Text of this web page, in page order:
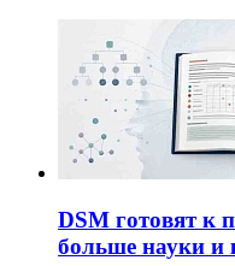
DSM готовят к
больше науки и